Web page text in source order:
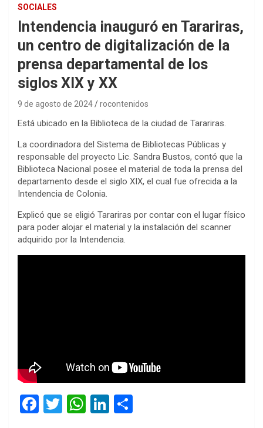
SOCIALES
Intendencia inauguró en Tarariras,
un centro de digitalización de la
prensa departamental de los
siglos XIX y XX
9 de agosto de 2024 rocontenidos
Está ubicado en la Biblioteca de la ciudad de Tarariras.
La coordinadora del Sistema de Bibliotecas Públicas y
responsable del proyecto Lic. Sandra Bustos, contó que la
Biblioteca Nacional posee el material de toda la prensa del
departamento desde el siglo XIX, el cual fue ofrecida a la
Intendencia de Colonia.
Explicó que se eligió Tarariras por contar con el lugar físico
para poder alojar el material y la instalación del scanner
adquirido por la Intendencia.
F
T
W Li